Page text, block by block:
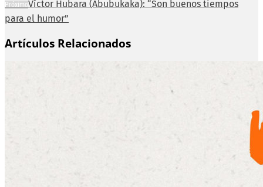
PróximoVíctor Hubara (Abubukaka): “Son buenos tiempos
para el humor”
Artículos Relacionados